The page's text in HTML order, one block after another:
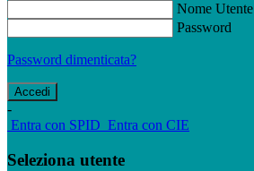
Nome Utente
Password
Password dimenticata?
-
Entra con SPID Entra con CIE
Seleziona utente